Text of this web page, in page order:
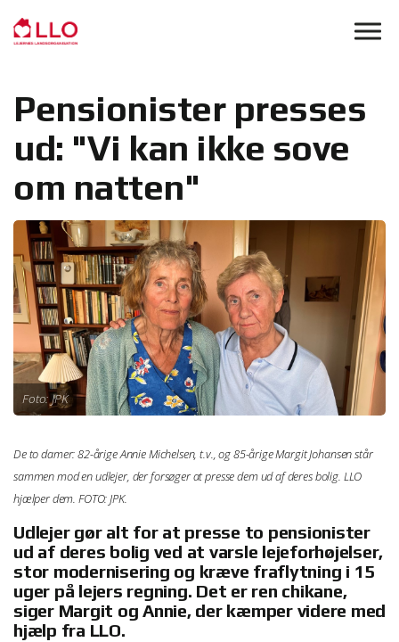
Pensionister presses
ud: "Vi kan ikke sove
om natten"
Foto: JPK
De to damer: 82-årige Annie Michelsen, t.v., og 85-årige Margit Johansen står
sammen mod en udlejer, der forsøger at presse dem ud af deres bolig. LLO
hjælper dem. FOTO: JPK.
Udlejer gør alt for at presse to pensionister
ud af deres bolig ved at varsle lejeforhøjelser,
stor modernisering og kræve fraflytning i 15
uger på lejers regning. Det er ren chikane,
siger Margit og Annie, der kæmper videre med
hjælp fra LLO.